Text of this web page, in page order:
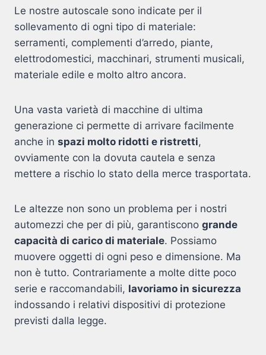
Le nostre autoscale sono indicate per il
sollevamento di ogni tipo di materiale:
serramenti, complementi d’arredo, piante,
elettrodomestici, macchinari, strumenti musicali,
materiale edile e molto altro ancora.
Una vasta varietà di macchine di ultima
generazione ci permette di arrivare facilmente
anche in spazi molto ridotti e ristretti,
ovviamente con la dovuta cautela e senza
mettere a rischio lo stato della merce trasportata.
Le altezze non sono un problema per i nostri
automezzi che per di più, garantiscono grande
capacità di carico di materiale. Possiamo
muovere oggetti di ogni peso e dimensione. Ma
non è tutto. Contrariamente a molte ditte poco
serie e raccomandabili, lavoriamo in sicurezza
indossando i relativi dispositivi di protezione
previsti dalla legge.